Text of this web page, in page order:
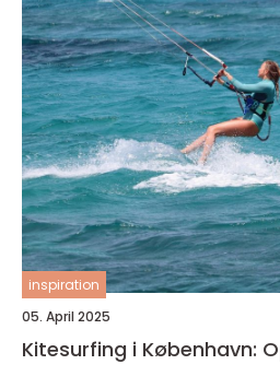
inspiration
05. April 2025
Kitesurfing i København: